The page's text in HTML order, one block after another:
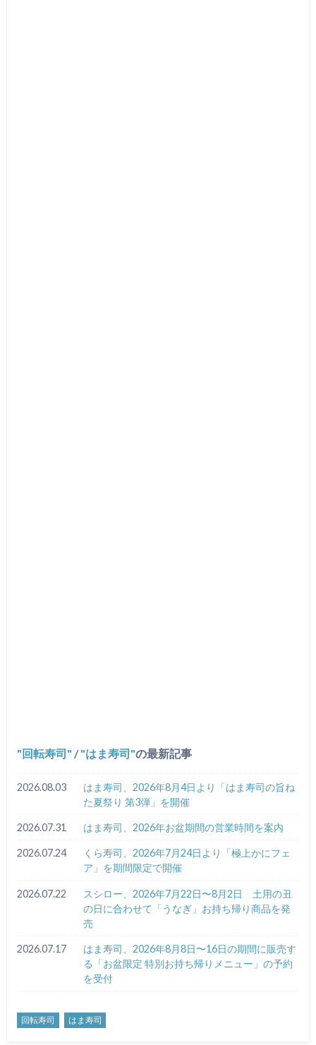
回転寿司 / はま寿司 の最新記事
2026.08.03
はま寿司、2026年8月4日より「はま寿司の旨ね
た夏祭り 第3弾」を開催
2026.07.31 はま寿司、2026年お盆期間の営業時間を案内
2026.07.24
くら寿司、2026年7月24日より「極上かにフェ
ア」を期間限定で開催
2026.07.22
スシロー、2026年7月22日〜8月2日 土用の丑
の日に合わせて「うなぎ」お持ち帰り商品を発
売
2026.07.17
はま寿司、2026年8月8日〜16日の期間に販売す
る「お盆限定 特別お持ち帰りメニュー」の予約
を受付
回転寿司 はま寿司